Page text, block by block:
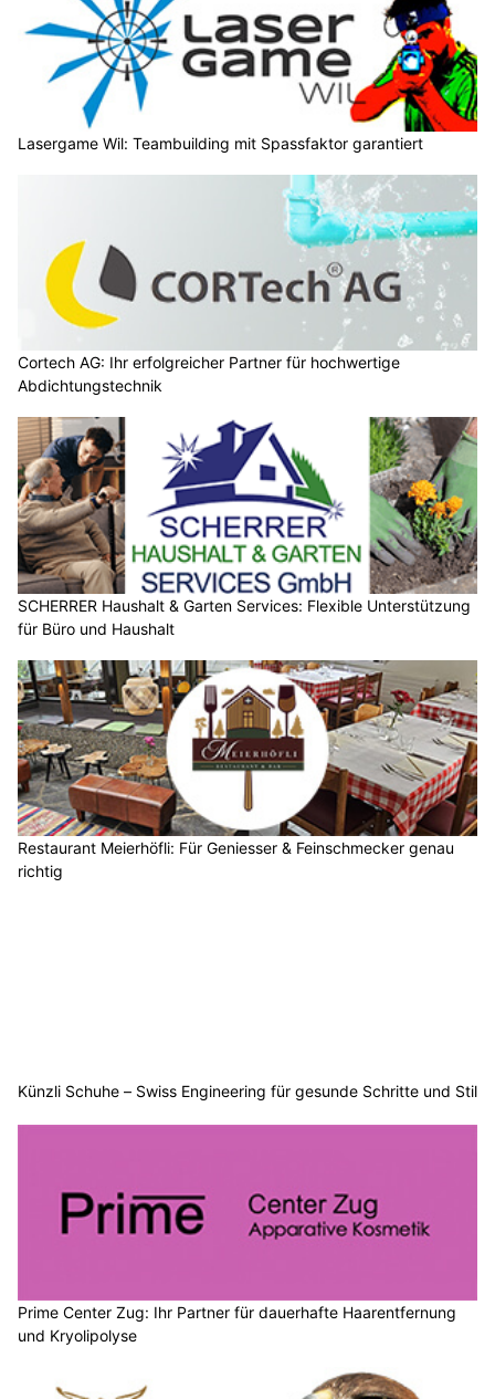
Lasergame Wil: Teambuilding mit Spassfaktor garantiert
Cortech AG: Ihr erfolgreicher Partner für hochwertige
Abdichtungstechnik
SCHERRER Haushalt & Garten Services: Flexible Unterstützung
für Büro und Haushalt
Restaurant Meierhöfli: Für Geniesser & Feinschmecker genau
richtig
Künzli Schuhe – Swiss Engineering für gesunde Schritte und Stil
Prime Center Zug: Ihr Partner für dauerhafte Haarentfernung
und Kryolipolyse